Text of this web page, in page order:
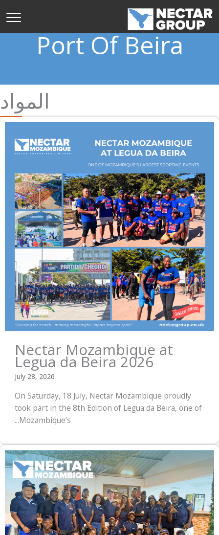
إلى
المحتوى
Port Of Beira
المواد
Nectar Mozambique at
Legua da Beira 2026
July 28, 2026
On Saturday, 18 July, Nectar Mozambique proudly
took part in the 8th Edition of Legua da Beira, one of
Mozambique’s...